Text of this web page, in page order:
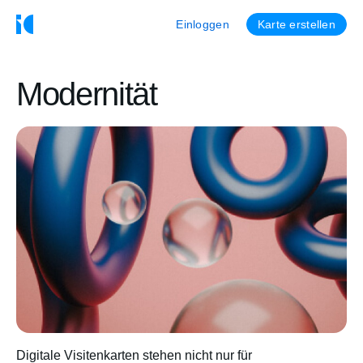
Einloggen Karte erstellen
Modernität
Digitale Visitenkarten stehen nicht nur für